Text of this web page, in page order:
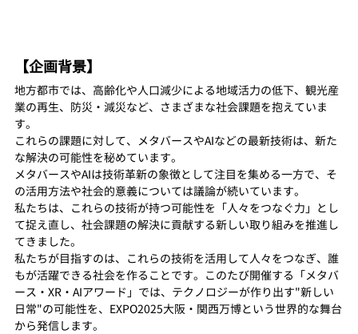
【企画背景】
地方都市では、高齢化や人口減少による地域活力の低下、観光産
業の再生、防災・減災など、さまざまな社会課題を抱えていま
す。
これらの課題に対して、メタバースやAIなどの最新技術は、新た
な解決の可能性を秘めています。
メタバースやAIは技術革新の象徴として注目を集める一方で、そ
の活用方法や社会的意義については議論が続いています。
私たちは、これらの技術が持つ可能性を「人々をつなぐ力」とし
て捉え直し、社会課題の解決に貢献する新しい取り組みを推進し
てきました。
私たちが目指すのは、これらの技術を活用して人々をつなぎ、誰
もが活躍できる社会を作ることです。このたび開催する「メタバ
ース・XR・AIアワード」では、テクノロジーが作り出す"新しい
日常"の可能性を、EXPO2025大阪・関西万博という世界的な舞台
から発信します。